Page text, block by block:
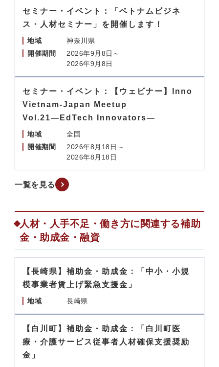
セミナー・イベント：「ベトナムビジネ
ス・人材セミナー」を開催します！
地域
神奈川県
開催期間
2026年9月8日～
2026年9月8日
セミナー・イベント：【ウェビナー】Inno
Vietnam-Japan Meetup
Vol.21―EdTech Innovators―
地域
全国
開催期間
2026年8月18日～
2026年8月18日
一覧を見る
人材・人手不足・働き方に関連する補助
金・助成金・融資
【長崎県】補助金・助成金：「中小・小規
模事業者賃上げ緊急支援金」
地域 長崎県
【白川町】補助金・助成金：「白川町医
療・介護サービス従事者人材確保支援奨励
金」